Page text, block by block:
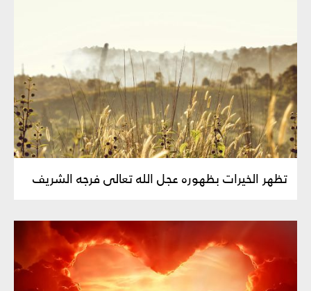
تظهر الخيرات بظهوره عجل الله تعالى فرجه الشريف